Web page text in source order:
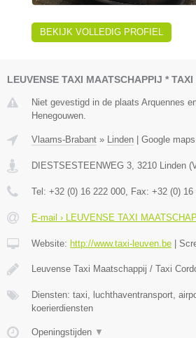
BEKIJK VOLLEDIG PROFIEL
LEUVENSE TAXI MAATSCHAPPIJ * TAXI
Niet gevestigd in de plaats Arquennes
Henegouwen.
Vlaams-Brabant » Linden | Google maps
DIESTSESTEENWEG 3 3210 Linden (
Tel: +32 (0) 16 222 000 , Fax: +32 (0) 16
E-mail › LEUVENSE TAXI
Website: http://www.taxi-leuven.be |
Leuvense Taxi Maatschappij / Taxi
Diensten: taxi, luchthaventransport,
koerierdiensten
Openingstijden ▼